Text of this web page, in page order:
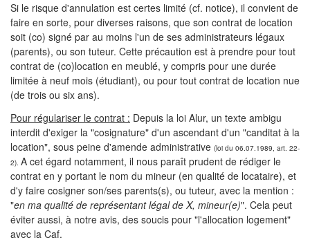
Si le risque d'annulation est certes limité (cf. notice), il convient de
faire en sorte, pour diverses raisons, que son contrat de location
soit (co) signé par au moins l'un de ses administrateurs légaux
(parents), ou son tuteur. Cette précaution est à prendre pour tout
contrat de (co)location en meublé, y compris pour une durée
limitée à neuf mois (étudiant), ou pour tout contrat de location nue
(de trois ou six ans).
Pour régulariser le contrat : Depuis la loi Alur, un texte ambigu
interdit d'exiger la "cosignature" d'un ascendant d'un "canditat à la
location", sous peine d'amende administrative (loi du 06.07.1989, art. 22-
2). A cet égard notamment, il nous paraît prudent de rédiger le
contrat en y portant le nom du mineur (en qualité de locataire), et
d'y faire cosigner son/ses parents(s), ou tuteur, avec la mention :
"en ma qualité de représentant légal de X, mineur(e)". Cela peut
éviter aussi, à notre avis, des soucis pour "l'allocation logement"
avec la Caf.